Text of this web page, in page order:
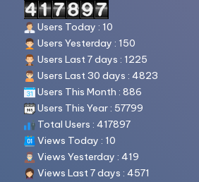
ul
isUsers Today : 10
Users Yesterday : 150
Users Last 7 days : 1225
Users Last 30 days : 4823
Users This Month : 886
Users This Year : 57799
Total Users : 417897
Views Today : 10
Views Yesterday : 419
Views Last 7 days : 4571